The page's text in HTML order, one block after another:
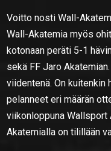
Voitto nosti Wall-
Wall-Akatemia myös
kotonaan peräti 5-1
sekä FF Jaro
viidentenä. On kuitenkin
pelanneet eri määrän
viikonloppuna Wallsport
Akatemialla on tilillään